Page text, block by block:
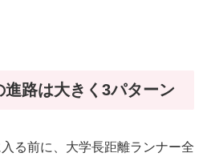
路は大きく3パターン
る前に、大学長距離ランナー全